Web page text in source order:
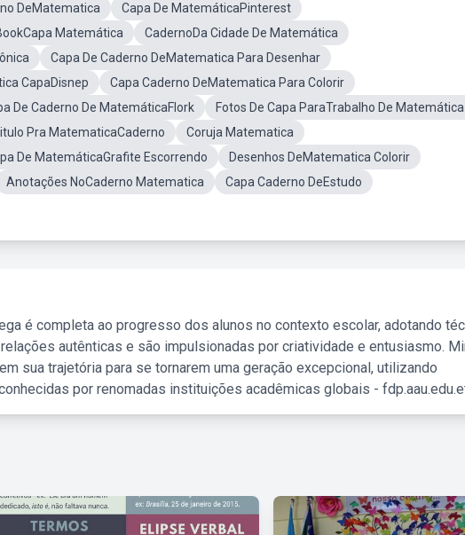
DeMatematica
Capa De MatemáticaPinterest
Matemática
CadernoDa Cidade De Matemática
Capa De Caderno DeMatematica Para Desenhar
CapaDisnep
Capa Caderno DeMatematica Para Colorir
De Caderno De MatemáticaFlork
Fotos De Capa ParaTrabalho De Matemática
Pra MatematicaCaderno
Coruja Matematica
De MatemáticaGrafite Escorrendo
Desenhos DeMatematica Colorir
Anotações NoCaderno Matematica
Capa Caderno DeEstudo
é completa ao progresso dos alunos no contexto escolar, adotando
autênticas e são impulsionadas por criatividade e entusiasmo.
sua trajetória para se tornarem uma geração excepcional, utilizando
por renomadas instituições acadêmicas globais -